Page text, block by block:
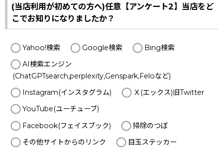
(当店利用が初めての方へ)任意【アンケート2】当店をど
こでお知りになりましたか？
Yahoo!検索 Google検索
Bing検索
AI検索エンジン
(ChatGPTsearch,perplexity,Genspark,Feloなど)
Instagram(インスタグラム)
Ｘ(エックス)旧Twitter
YouTube(ユーチューブ)
Facebook(フェイスブック)
掃除のつぼ
その他サイトからのリンク
目玉ステッカー